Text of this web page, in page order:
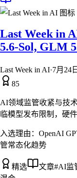
Last Week in
5.6-Sol, GLM
Last Week in AI·7月24日
85
AI领域监管收紧与技
临模型发布限制，硬
入选理由： OpenAI
管常态化趋势
精选 文章#AI监